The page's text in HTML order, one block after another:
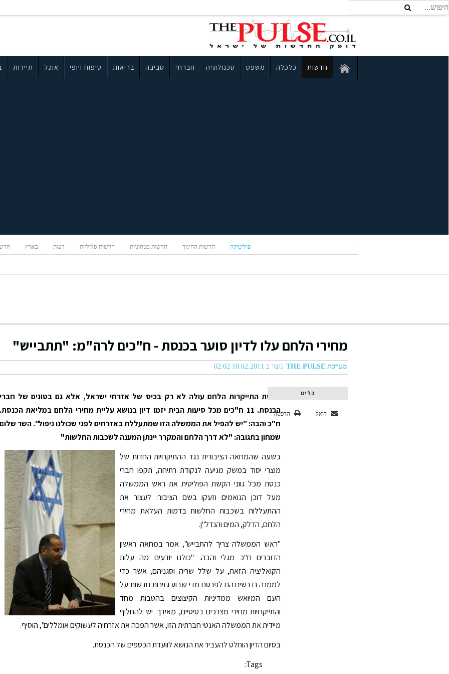
חדשות כלכלה משפט טכנולוגיה חברתי סביבה בריאות טיפוח ויופי אוכל תיירות
פוליטיקה חדשות החינוך חדשות בטחוניות חדשות פליליות דעות בארץ
מחירי הלחם עלו לדיון סוער בכנסת - ח"כים לרה"מ: "תתבייש"
מערכת THE PULSE נוצר ב 10.02.2011 02:02
כלים
הדפסה דואל
סוגיית התייקרות הלחם עולה לא רק בכיס של אזרחי ישראל, אלא גם בטונים של חברי
הכנסת. 11 ח"כים מכל סיעות הבית יזמו דיון בנושא עליית מחירי הלחם במליאת הכנסת.
ח"כ והבה: "יש להפיל את הממשלה הזו שמתעללת באזרחים לפני שכולנו ניפול". השר שלום
שמחון בתגובה: "לא דרך הלחם והמקרר יינתן המענה לשכבות החלשות"
בשעה שהמחאה הציבורית נגד ההתיקרויות החדות של
מוצרי יסוד במשק מגיעה לנקודת רתיחה, תקפו חברי
כנסת מכל גווני הקשת הפוליטית את ראש הממשלה
מעל דוכן הנואמים וזעקו בשם הציבור: לעצור את
ההתעללות בשכבות החלשות בדמות העלאת מחירי
הלחם, הדלק, המים והנדל"ן.
"ראש הממשלה צריך להתבייש", אמר במחאה ראשון
הדוברים ח"כ מגלי והבה. "כולנו יודעים מה עלות
הקואליציה הזאת, על שלל שריה וסגניהם, אשר כדי
לממנה נדרשים הם לפרסם מדי שבוע גזירות חדשות על
העם המיואש ממדיניות הקיצוצים בהטבות מחד
והתייקרויות מחירי מצרכים בסיסיים, מאידך. יש להחליף
מיידית את הממשלה האנטי חברתית הזו, אשר הפכה את אזרחיה לעשוקים אומללים", הוסיף.
בסיום הדיון הוחלט להעביר את הנושא לוועדת הכספים של הכנסת.
Tags: